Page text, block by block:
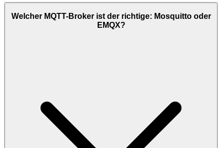
Welcher MQTT-Broker ist der richtige: Mosquitto oder
EMQX?